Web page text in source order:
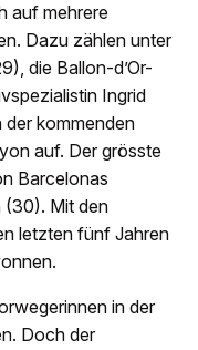
auf mehrere
Dazu zählen unter
die Ballon-d’Or-
Ingrid
der kommenden
auf. Der grösste
Barcelonas
(30). Mit den
letzten fünf Jahren
in der
Doch der